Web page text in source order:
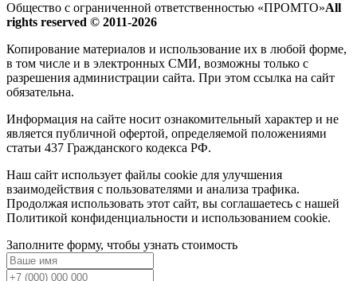
Общество с ограниченной ответственностью «ПРОМТО»All
rights reserved © 2011-2026
Копирование материалов и использование их в любой форме,
в том числе и в электронных СМИ, возможны только c
разрешения администрации сайта. При этом ссылка на сайт
обязательна.
Информация на сайте носит ознакомительный характер и не
является публичной офертой, определяемой положениями
статьи 437 Гражданского кодекса РФ.
Наш сайт использует файлы cookie для улучшения
взаимодействия с пользователями и анализа трафика.
Продолжая использовать этот сайт, вы соглашаетесь с нашей
Политикой конфиденциальности и использованием cookie.
Заполните форму, чтобы узнать стоимость